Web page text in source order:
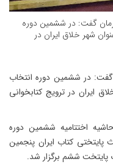
گفت: در ششمین دوره
شهر خلاق ایران در
گفت: در ششمین دوره انتخاب
ایران در ترویج کتابخوانی
اختتامیه ششمین دوره
پایتختی کتاب ایران پنجمین
ششم برگزار شد.